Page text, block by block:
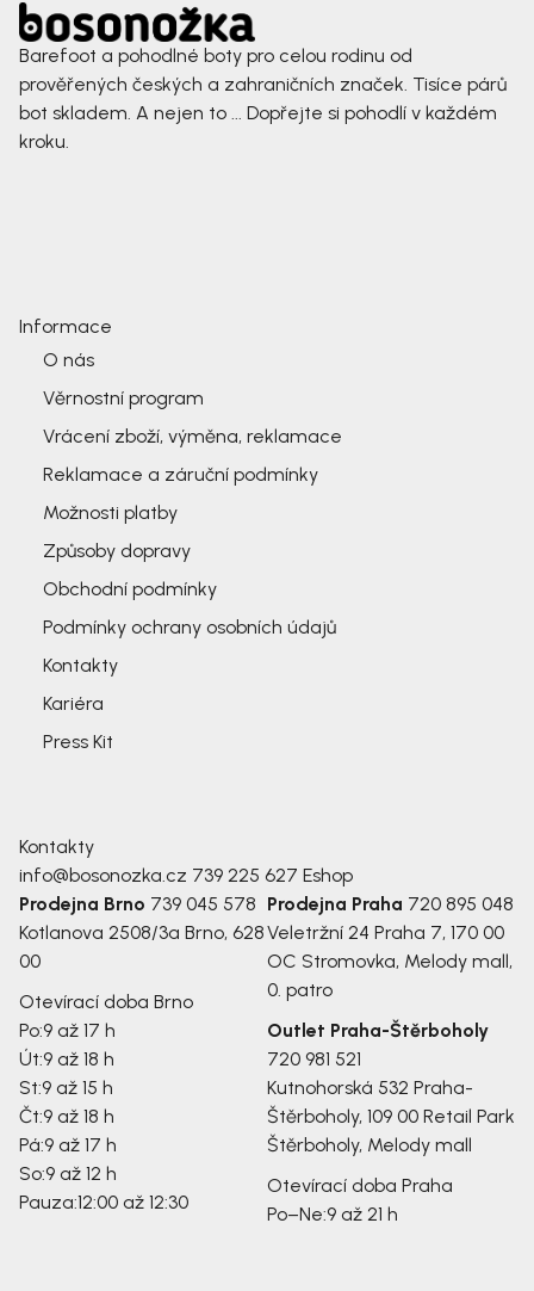
Barefoot a pohodlné boty pro celou rodinu od
prověřených českých a zahraničních značek. Tisíce párů
bot skladem. A nejen to ... Dopřejte si pohodlí v každém
kroku.
Informace
O nás
Věrnostní program
Vrácení zboží, výměna, reklamace
Reklamace a záruční podmínky
Možnosti platby
Způsoby dopravy
Obchodní podmínky
Podmínky ochrany osobních údajů
Kontakty
Kariéra
Press Kit
Kontakty
info@bosonozka.cz 739 225 627 Eshop
Prodejna Brno 739 045 578
Kotlanova 2508/3a Brno, 628
00
Otevírací doba Brno
Po:9 až 17 h
Út:9 až 18 h
St:9 až 15 h
Čt:9 až 18 h
Pá:9 až 17 h
So:9 až 12 h
Pauza:12:00 až 12:30
Prodejna Praha 720 895 048
Veletržní 24 Praha 7, 170 00
OC Stromovka, Melody mall,
0. patro
Outlet Praha-Štěrboholy
720 981 521
Kutnohorská 532 Praha-
Štěrboholy, 109 00 Retail Park
Štěrboholy, Melody mall
Otevírací doba Praha
Po–Ne:9 až 21 h